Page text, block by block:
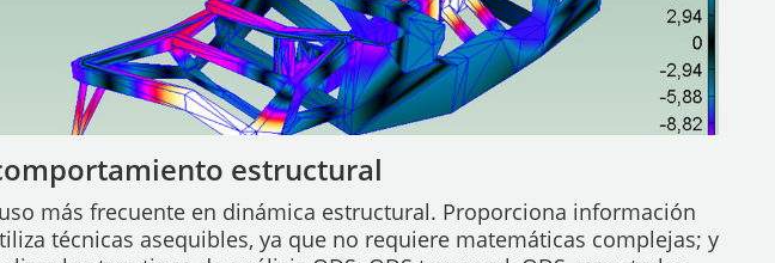
estructural
más frecuente en dinámica estructural. Proporciona información
técnicas asequibles, ya que no requiere matemáticas complejas; y